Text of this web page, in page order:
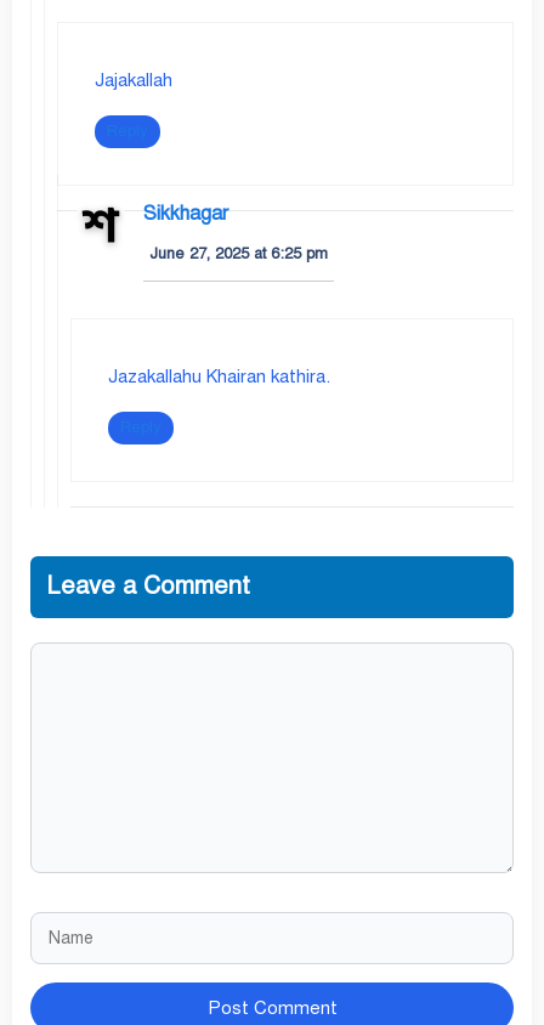
Jajakallah
Sikkhagar
June 27, 2025 at 6:25 pm
Jazakallahu Khairan kathira.
Leave a Comment
Comment
Name
Website